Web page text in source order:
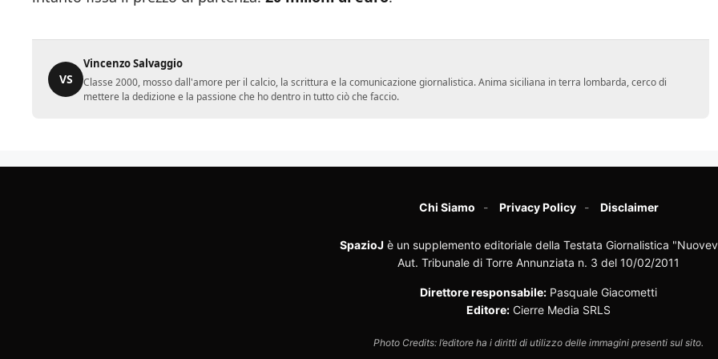
VS
Vincenzo Salvaggio
Classe 2000, mosso dall'amore per il calcio, la scrittura e la comunicazione giornalistica. Anima siciliana in terra lombarda, cerco di
mettere la dedizione e la passione che ho dentro in tutto ciò che faccio.
Chi Siamo Privacy Policy Disclaimer
SpazioJ è un supplemento editoriale della Testata Giornalistica
Aut. Tribunale di Torre Annunziata n. 3 del 10/02/2011
Direttore responsabile: Pasquale Giacometti
Editore: Cierre Media SRLS
Photo Credits: l’editore ha i diritti di utilizzo delle immagini presenti sul sito.